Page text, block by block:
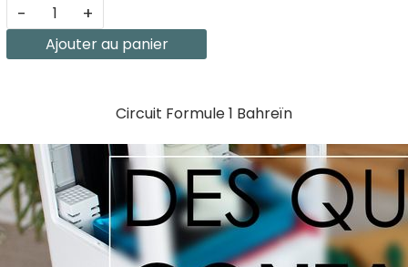
- +
Ajouter au panier
Circuit Formule 1 Bahreïn